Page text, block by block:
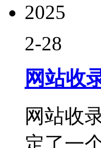
2025
2-28
网站收
网站收